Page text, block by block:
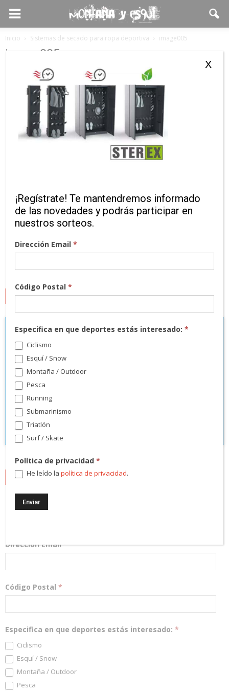
Inicio Sistemas de secado para ropa deportiva image005
image005
MARCAS
NEWSLETTER
¡Regístrate! Te mantendremos informado de las novedades y
Dirección Email*
Código Postal *
Especifica en que deportes estás interesado: *
Ciclismo
Esquí / Snow
Montaña / Outdoor
Pesca
¡Regístrate! Te mantendremos informado
de las novedades y podrás participar en
nuestros sorteos.
Dirección Email*
Código Postal*
Especifica en que deportes estás interesado:*
Ciclismo
Esquí / Snow
Montaña / Outdoor
Pesca
Running
Submarinismo
Triatlón
Surf / Skate
Política de privacidad*
He leído lapolítica de privacidad.
X